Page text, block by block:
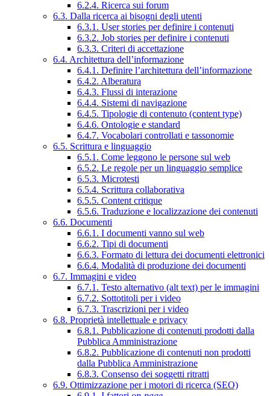
6.2.4. Ricerca sui forum
6.3. Dalla ricerca ai bisogni degli utenti
6.3.1. User stories per definire i contenuti
6.3.2. Job stories per definire i contenuti
6.3.3. Criteri di accettazione
6.4. Architettura dell’informazione
6.4.1. Definire l’architettura dell’informazione
6.4.2. Alberatura
6.4.3. Flussi di interazione
6.4.4. Sistemi di navigazione
6.4.5. Tipologie di contenuto (content type)
6.4.6. Ontologie e standard
6.4.7. Vocabolari controllati e tassonomie
6.5. Scrittura e linguaggio
6.5.1. Come leggono le persone sul web
6.5.2. Le regole per un linguaggio semplice
6.5.3. Microtesti
6.5.4. Scrittura collaborativa
6.5.5. Content critique
6.5.6. Traduzione e localizzazione dei contenuti
6.6. Documenti
6.6.1. I documenti vanno sul web
6.6.2. Tipi di documenti
6.6.3. Formato di lettura dei documenti elettronici
6.6.4. Modalità di produzione dei documenti
6.7. Immagini e video
6.7.1. Testo alternativo (alt text) per le immagini
6.7.2. Sottotitoli per i video
6.7.3. Trascrizioni per i video
6.8. Proprietà intellettuale e privacy
6.8.1. Pubblicazione di contenuti prodotti dalla
Pubblica Amministrazione
6.8.2. Pubblicazione di contenuti non prodotti
dalla Pubblica Amministrazione
6.8.3. Consenso dei soggetti ritratti
6.9. Ottimizzazione per i motori di ricerca (SEO)